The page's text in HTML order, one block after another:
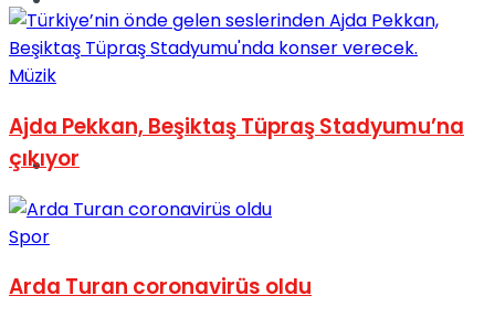
Müzik
No Result
Müzik
Ajda Pekkan, Beşiktaş Tüpraş Stadyumu’na
çıkıyor
Spor
Arda Turan coronavirüs oldu